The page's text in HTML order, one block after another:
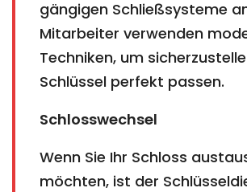
gängigen Schließsysteme
Mitarbeiter verwenden
Techniken, um
Schlüssel perfekt passen.
Schlosswechsel
Wenn Sie Ihr Schloss
möchten, ist der